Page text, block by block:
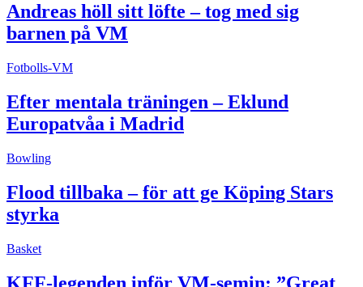
Andreas höll sitt löfte – tog med sig
barnen på VM
Fotbolls-VM
Efter mentala träningen – Eklund
Europatvåa i Madrid
Bowling
Flood tillbaka – för att ge Köping Stars
styrka
Basket
KFF-legenden inför VM-semin: ”Great